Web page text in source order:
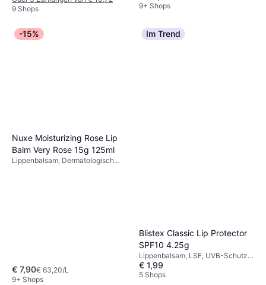
9 Shops
Squalan
9+ Shops
-15%
Nuxe Moisturizing Rose Lip
Balm Very Rose 15g 125ml
Lippenbalsam, Dermatologisch
€ 7,90€ 63,20/L
9+ Shops
Im Trend
Blistex Classic Lip Protector
SPF10 4.25g
Lippenbalsam, LSF, UVB-Schutz,
Duft, Vitamine, Aloe Vera
€ 1,99
5 Shops